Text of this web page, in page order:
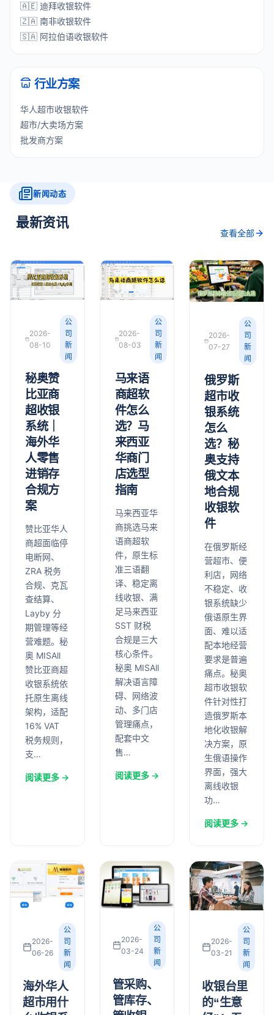
🇦🇪 迪拜收银软件
🇿🇦 南非收银软件
🇸🇦 阿拉伯语收银软件
行业方案
华人超市收银软件
超市/大卖场方案
批发商方案
新闻动态
最新资讯
查看全部
2026-
08-10
公
司
新
闻
秘奥赞
比亚商
超收银
系统｜
海外华
人零售
进销存
合规方
案
赞比亚华人
商超面临停
电断网、
ZRA 税务
合规、克瓦
查结算、
Layby 分
期管理等经
营难题。秘
奥 MISAll
赞比亚商超
收银系统依
托原生离线
架构，适配
16% VAT
税务规则，
支…
阅读更多 →
2026-
08-03
公
司
新
闻
马来语
商超软
件怎么
选？马
来西亚
华商门
店选型
指南
马来西亚华
商挑选马来
语商超软
件，原生标
准三语翻
译、稳定离
线收银、满
足马来西亚
SST 财税
合规是三大
核心条件。
秘奥 MISAll
解决语言障
碍、网络波
动、多门店
管理痛点，
配套中文
售…
阅读更多 →
2026-
07-27
公
司
新
闻
俄罗斯
超市收
银系统
怎么
选？秘
奥支持
俄文本
地合规
收银软
件
在俄罗斯经
营超市、便
利店，网络
不稳定、收
银系统缺少
俄语原生界
面、难以适
配本地经营
要求是普遍
痛点。秘奥
超市收银软
件针对性打
造俄罗斯本
地化收银解
决方案，原
生俄语操作
界面，强大
离线收银
功…
阅读更多 →
2026-
06-26
公
司
新
闻
海外华人
超市用什
2026-
03-24
公
司
新
闻
管采购、
管库存、
2026-
03-21
公
司
新
闻
收银台里
的“生意